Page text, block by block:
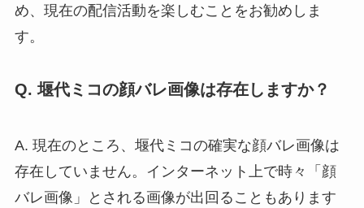
め、現在の配信活動を楽しむことをお勧めしま
す。
Q. 堰代ミコの顔バレ画像は存在しますか？
A. 現在のところ、堰代ミコの確実な顔バレ画像は
存在していません。インターネット上で時々「顔
バレ画像」とされる画像が出回ることもあります